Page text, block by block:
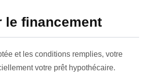
le financement
et les conditions remplies, votre
votre prêt hypothécaire.